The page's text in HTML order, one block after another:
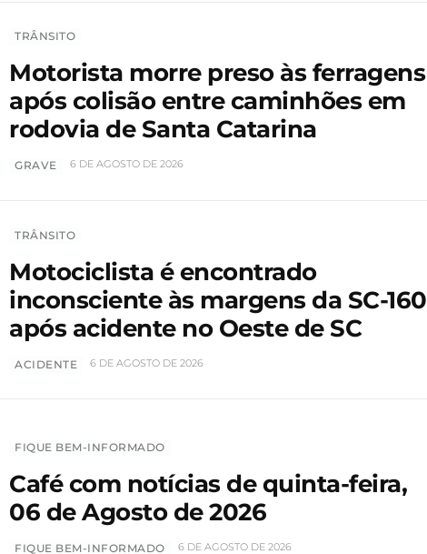
TRÂNSITO
Motorista morre preso às ferragens
após colisão entre caminhões em
rodovia de Santa Catarina
GRAVE 6 DE AGOSTO DE 2026
TRÂNSITO
Motociclista é encontrado
inconsciente às margens da SC-160
após acidente no Oeste de SC
ACIDENTE 6 DE AGOSTO DE 2026
FIQUE BEM-INFORMADO
Café com notícias de quinta-feira,
06 de Agosto de 2026
FIQUE BEM-INFORMADO 6 DE AGOSTO DE 2026